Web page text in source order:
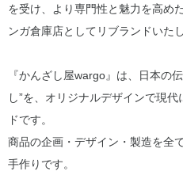
を受け、より専門性と魅力を高め
ンガ倉庫店としてリブランドいたし
『かんざし屋wargo』は、日本の
し”を、オリジナルデザインで現
ドです。
商品の企画・デザイン・製造を全
手作りです。